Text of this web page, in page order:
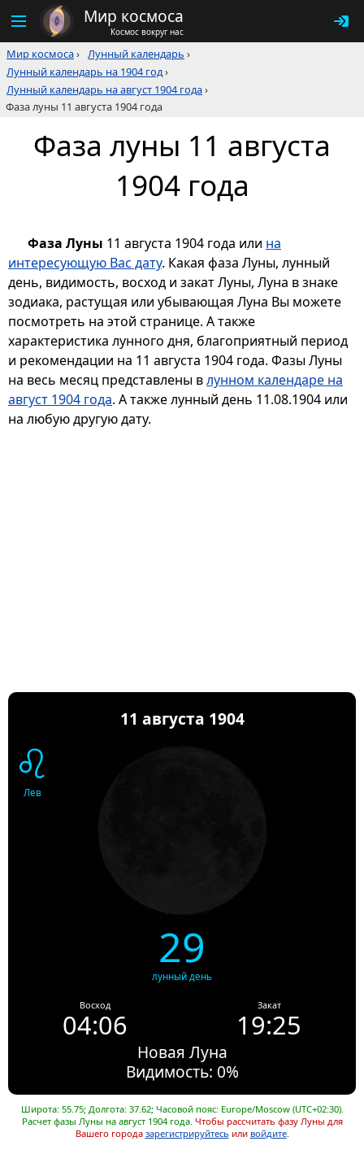
Мир космоса
Космос вокруг нас
Мир космоса› Лунный календарь ›
Лунный календарь на 1904 год›
Лунный календарь на август 1904 года›
Фаза луны 11 августа 1904 года
Фаза луны 11 августа
1904 года
Фаза Луны 11 августа 1904 года или на
интересующую Вас дату. Какая фаза Луны, лунный
день, видимость, восход и закат Луны, Луна в знаке
зодиака, растущая или убывающая Луна Вы можете
посмотреть на этой странице. А также
характеристика лунного дня, благоприятный период
и рекомендации на 11 августа 1904 года. Фазы Луны
на весь месяц представлены влунном календаре на
август 1904 года. А также лунный день 11.08.1904 или
на любую другую дату.
11 августа 1904
♌
Лев
29
лунный день
Восход
04:06
Закат
19:25
Новая Луна
Видимость: 0%
Широта: 55.75; Долгота: 37.62; Часовой пояс: Europe/Moscow (UTC+02:30).
Расчет фазы Луны на август 1904 года. Чтобы рассчитать фазу Луны для
Вашего города зарегистрируйтесь или войдите.